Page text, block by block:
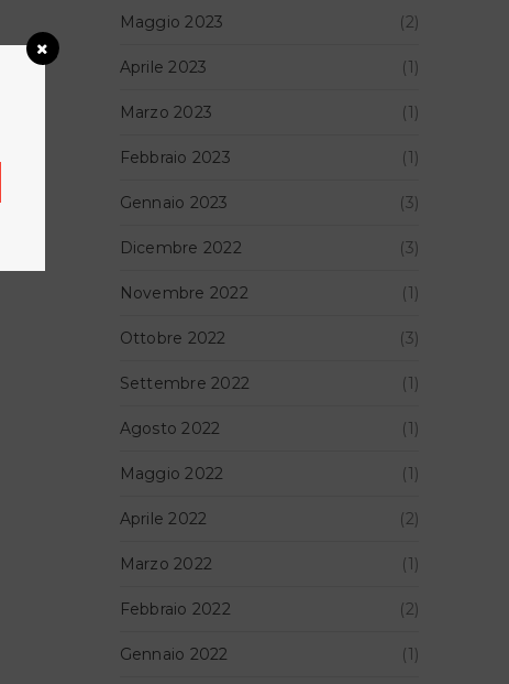
Maggio 2023 (2)
Aprile 2023 (1)
Marzo 2023 (1)
Febbraio 2023 (1)
Gennaio 2023 (3)
Dicembre 2022 (3)
Novembre 2022 (1)
Ottobre 2022 (3)
Settembre 2022 (1)
Agosto 2022 (1)
Maggio 2022 (1)
Aprile 2022 (2)
Marzo 2022 (1)
Febbraio 2022 (2)
Gennaio 2022 (1)